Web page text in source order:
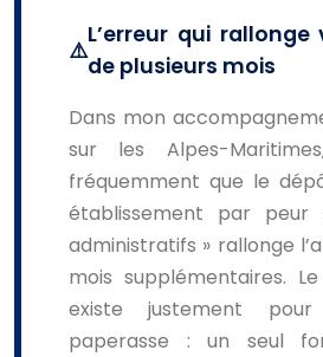
L’erreur qui
de plusieurs mois
Dans mon
sur les Alpes-
fréquemment que le
établissement par peur
administratifs » rallonge
mois supplémentaires.
existe justement
paperasse : un seul